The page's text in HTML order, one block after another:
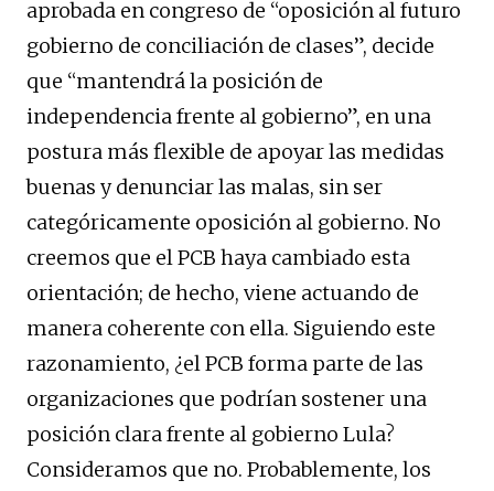
aprobada en congreso de “oposición al futuro
gobierno de conciliación de clases”, decide
que “mantendrá la posición de
independencia frente al gobierno”, en una
postura más flexible de apoyar las medidas
buenas y denunciar las malas, sin ser
categóricamente oposición al gobierno. No
creemos que el PCB haya cambiado esta
orientación; de hecho, viene actuando de
manera coherente con ella. Siguiendo este
razonamiento, ¿el PCB forma parte de las
organizaciones que podrían sostener una
posición clara frente al gobierno Lula?
Consideramos que no. Probablemente, los